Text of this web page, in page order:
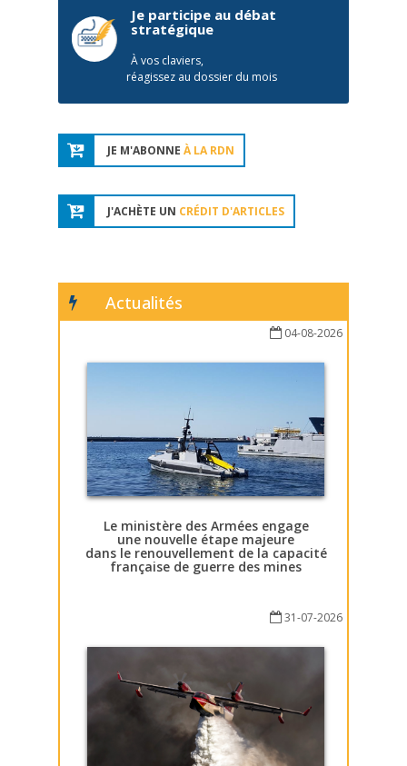
Je participe au débat
stratégique
À vos claviers,
réagissez au dossier du mois
JE M'ABONNE À LA RDN
J'ACHÈTE UN CRÉDIT D'ARTICLES
Actualités
04-08-2026
Le ministère des Armées engage
une nouvelle étape majeure
dans le renouvellement de la capacité
française de guerre des mines
31-07-2026